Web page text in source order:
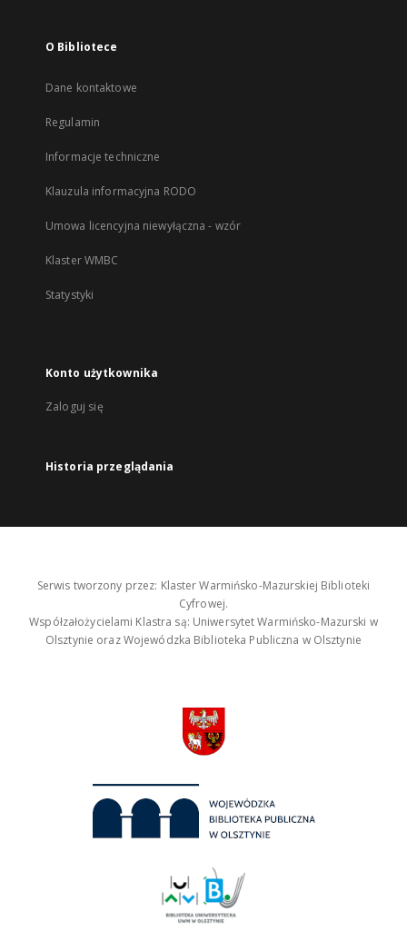
O Bibliotece
Dane kontaktowe
Regulamin
Informacje techniczne
Klauzula informacyjna RODO
Umowa licencyjna niewyłączna - wzór
Klaster WMBC
Statystyki
Konto użytkownika
Zaloguj się
Historia przeglądania
Serwis tworzony przez: Klaster Warmińsko-Mazurskiej Biblioteki
Cyfrowej.
Współzałożycielami Klastra są: Uniwersytet Warmińsko-Mazurski w
Olsztynie oraz Wojewódzka Biblioteka Publiczna w Olsztynie